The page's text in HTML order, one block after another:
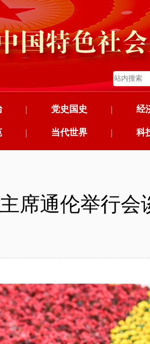
党史国史
| 经
|
当代世界
| 科
|
席通伦举行会